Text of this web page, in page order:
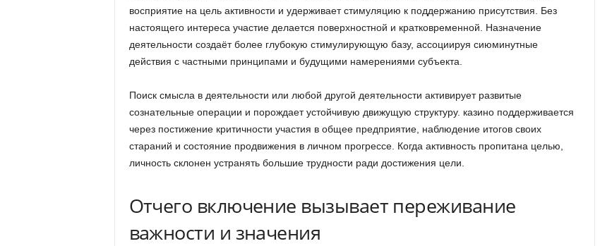
восприятие на цель активности и удерживает стимуляцию к поддержанию присутствия. Без
настоящего интереса участие делается поверхностной и кратковременной. Назначение
деятельности создаёт более глубокую стимулирующую базу, ассоциируя сиюминутные
действия с частными принципами и будущими намерениями субъекта.
Поиск смысла в деятельности или любой другой деятельности активирует развитые
сознательные операции и порождает устойчивую движущую структуру. казино поддерживается
через постижение критичности участия в общее предприятие, наблюдение итогов своих
стараний и состояние продвижения в личном прогрессе. Когда активность пропитана целью,
личность склонен устранять большие трудности ради достижения цели.
Отчего включение вызывает переживание
важности и значения